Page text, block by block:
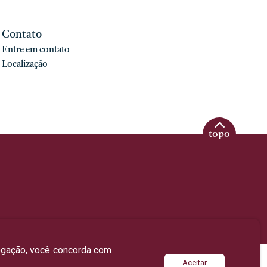
Contato
Entre em contato
Localização
topo
você concorda com
Aceitar